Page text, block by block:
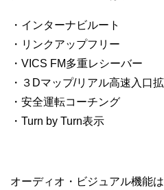
・インターナビルート
・リンクアップフリー
・VICS FM多重レシーバー
・３Dマップ/リアル高速入口
・安全運転コーチング
・Turn by Turn表示
オーディオ・ビジュアル機能は